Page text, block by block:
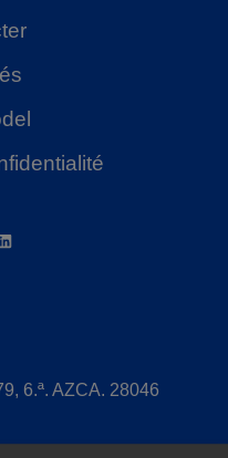
6.ª. AZCA. 28046